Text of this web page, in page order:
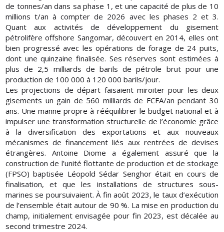
de tonnes/an dans sa phase 1, et une capacité de plus de 10
millions t/an à compter de 2026 avec les phases 2 et 3.
Quant aux activités de développement du gisement
pétrolifère offshore Sangomar, découvert en 2014, elles ont
bien progressé avec les opérations de forage de 24 puits,
dont une quinzaine finalisée. Ses réserves sont estimées à
plus de 2,5 milliards de barils de pétrole brut pour une
production de 100 000 à 120 000 barils/jour.
Les projections de départ faisaient miroiter pour les deux
gisements un gain de 560 milliards de FCFA/an pendant 30
ans. Une manne propre à rééquilibrer le budget national et à
impulser une transformation structurelle de l’économie grâce
à la diversification des exportations et aux nouveaux
mécanismes de financement liés aux rentrées de devises
étrangères. Antoine Diome a également assuré que la
construction de l’unité flottante de production et de stockage
(FPSO) baptisée Léopold Sédar Senghor était en cours de
finalisation, et que les installations de structures sous-
marines se poursuivaient. À fin août 2023, le taux d’exécution
de l’ensemble était autour de 90 %. La mise en production du
champ, initialement envisagée pour fin 2023, est décalée au
second trimestre 2024.